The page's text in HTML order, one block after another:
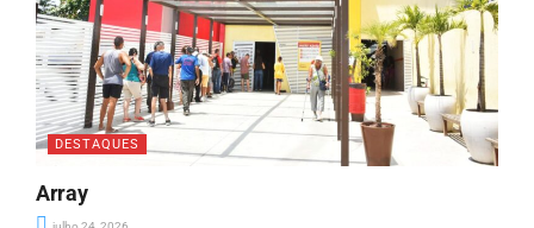
DESTAQUES
Array